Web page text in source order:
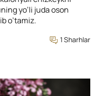
yo’li juda oson
o’tamiz.
1 Sharhlar